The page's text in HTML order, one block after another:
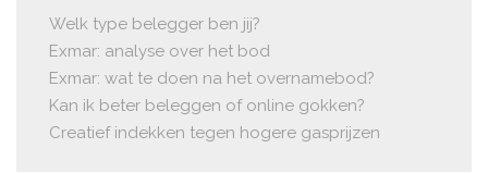
Welk type belegger ben jij?
Exmar: analyse over het bod
Exmar: wat te doen na het overnamebod?
Kan ik beter beleggen of online gokken?
Creatief indekken tegen hogere gasprijzen